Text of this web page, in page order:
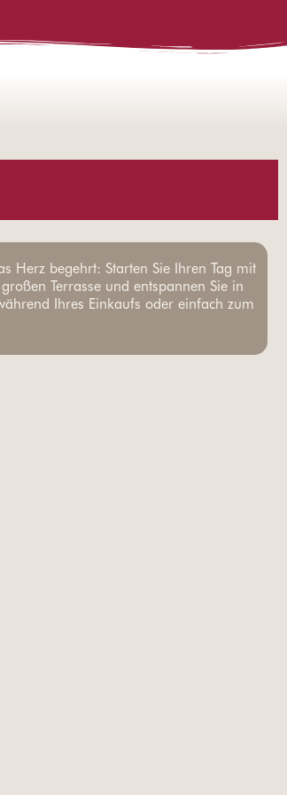
Herz begehrt: Starten Sie Ihren Tag mit
Terrasse und entspannen Sie in
Ihres Einkaufs oder einfach zum